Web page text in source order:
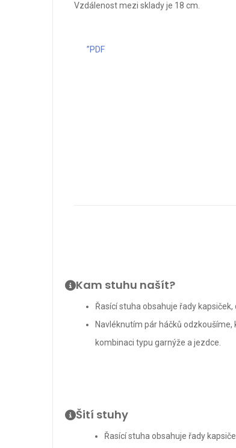
Vzdálenost mezi sklady je 18 cm.
”PDF
Kam stuhu našít?
Řasící stuha obsahuje řady
Navléknutím pár háčků
kombinaci typu garnýže a jezdce.
Šití stuhy
Řasící stuha obsahuje řady